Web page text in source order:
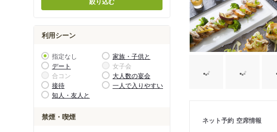
利用シーン
指定なし
家族・子供と
デート
女子会
合コン
大人数の宴会
接待
一人で入りやすい
知人・友人と
禁煙・喫煙 ネット予約 空席情報